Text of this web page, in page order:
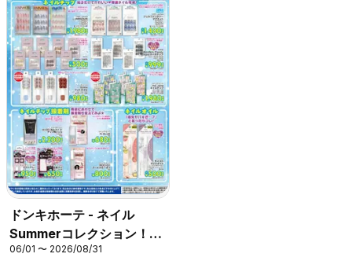
ドンキホーテ - ネイル
Summerコレクション！今
日のかわいいは指先から！
06/01 〜 2026/08/31